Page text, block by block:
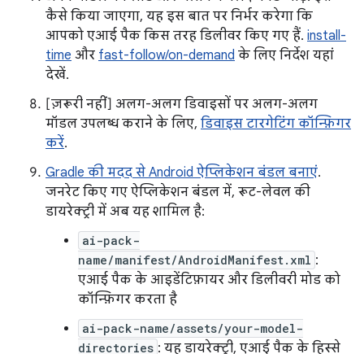
कैसे किया जाएगा, यह इस बात पर निर्भर करेगा कि
आपको एआई पैक किस तरह डिलीवर किए गए हैं. install-
time और fast-follow/on-demand के लिए निर्देश यहां
देखें.
[ज़रूरी नहीं] अलग-अलग डिवाइसों पर अलग-अलग
मॉडल उपलब्ध कराने के लिए, डिवाइस टारगेटिंग कॉन्फ़िगर
करें.
Gradle की मदद से Android ऐप्लिकेशन बंडल बनाएं.
जनरेट किए गए ऐप्लिकेशन बंडल में, रूट-लेवल की
डायरेक्ट्री में अब यह शामिल है:
ai-pack-
name/manifest/AndroidManifest.xml :
एआई पैक के आइडेंटिफ़ायर और डिलीवरी मोड को
कॉन्फ़िगर करता है
ai-pack-name/assets/your-model-
directories : यह डायरेक्ट्री, एआई पैक के हिस्से